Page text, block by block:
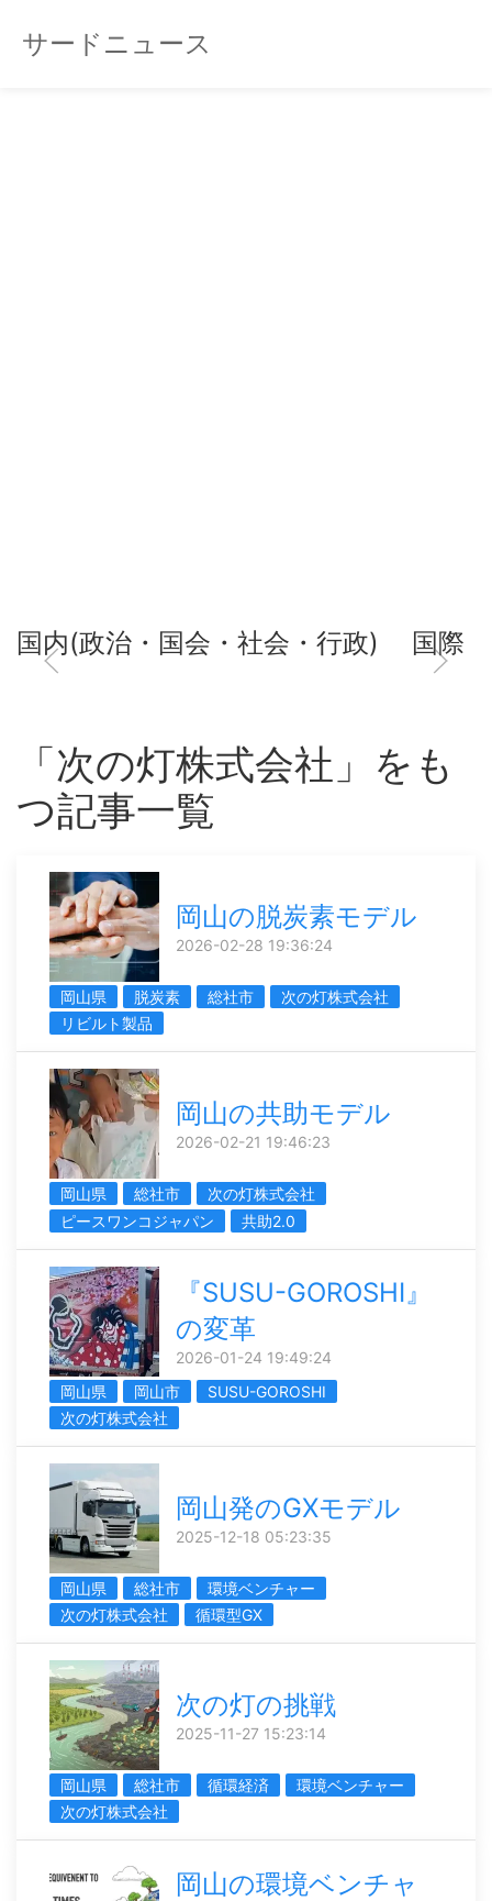
サードニュース
国内(政治・国会・社会・行政) 国際
「次の灯株式会社」をも
つ記事一覧
岡山の脱炭素モデル
2026-02-28 19:36:24
岡山県 脱炭素 総社市
次の灯株式会社
リビルト製品
岡山の共助モデル
2026-02-21 19:46:23
岡山県 総社市
次の灯株式会社
ピースワンコジャパン
共助2.0
『SUSU-GOROSHI』
の変革
2026-01-24 19:49:24
岡山県
岡山市
SUSU-GOROSHI
次の灯株式会社
岡山発のGXモデル
2025-12-18 05:23:35
岡山県 総社市
環境ベンチャー
次の灯株式会社
循環型GX
次の灯の挑戦
2025-11-27 15:23:14
岡山県 総社市 循環経済
環境ベンチャー
次の灯株式会社
岡山の環境ベンチャ